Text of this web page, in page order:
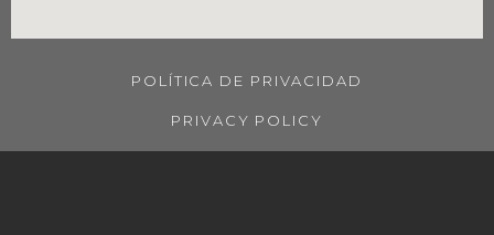
POLÍTICA DE PRIVACIDAD
PRIVACY POLICY